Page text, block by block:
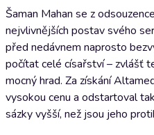
Šaman Mahan se z
nejvlivnějších postav svého
před nedávnem naprosto
počítat celé císařství – zvlášť
mocný hrad. Za získání
vysokou cenu a odstartoval
sázky vyšší, než jsou jeho